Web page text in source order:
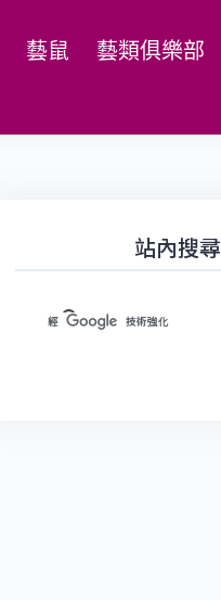
藝鼠 藝類俱樂部
站內搜尋